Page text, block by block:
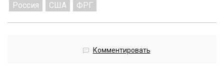
Россия
США ФРГ
Комментировать